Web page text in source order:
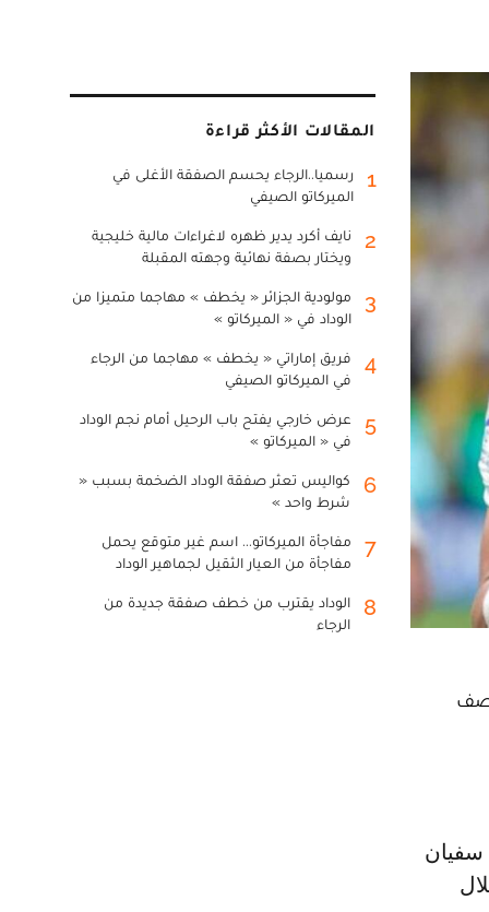
المقالات الأكثر قراءة
1
رسميا..الرجاء يحسم الصفقة الأغلى في
الميركاتو الصيفي
2
نايف أكرد يدير ظهره لاغراءات مالية خليجية
ويختار بصفة نهائية وجهته المقبلة
3
مولودية الجزائر « يخطف » مهاجما متميزا من
الوداد في « الميركاتو »
4
فريق إماراتي « يخطف » مهاجما من الرجاء
في الميركاتو الصيفي
5
عرض خارجي يفتح باب الرحيل أمام نجم الوداد
في « الميركاتو »
6
كواليس تعثر صفقة الوداد الضخمة بسبب «
شرط واحد »
7
مفاجأة الميركاتو... اسم غير متوقع يحمل
مفاجأة من العيار الثقيل لجماهير الوداد
8
الوداد يقترب من خطف صفقة جديدة من
الرجاء